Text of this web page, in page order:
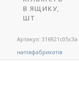
В ЯЩИКУ,
ШТ
Артикул: 316921c05c3a
напівфабрикатів